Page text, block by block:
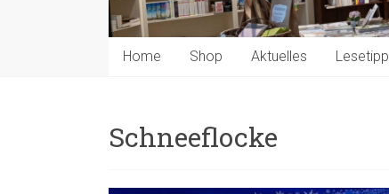
Home Shop Aktuelles
Schneeflocke